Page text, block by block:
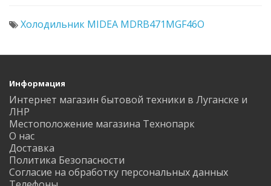
Холодильник MIDEA MDRB471MGF46O
Информация
Интернет магазин бытовой техники в Луганске и
ЛНР
Местоположение магазина Технопарк
О нас
Доставка
Политика Безопасности
Согласие на обработку персональных данных